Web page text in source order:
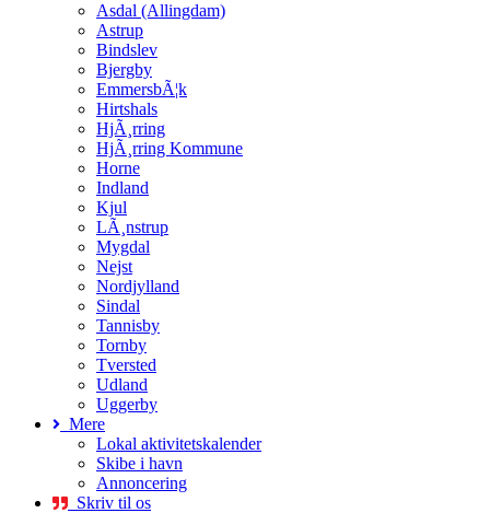
Asdal (Allingdam)
Astrup
Bindslev
Bjergby
EmmersbÃ¦k
Hirtshals
HjÃ¸rring
HjÃ¸rring Kommune
Horne
Indland
Kjul
LÃ¸nstrup
Mygdal
Nejst
Nordjylland
Sindal
Tannisby
Tornby
Tversted
Udland
Uggerby
Mere
Lokal aktivitetskalender
Skibe i havn
Annoncering
Skriv til os